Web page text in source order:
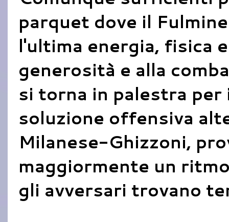
parquet dove il
l'ultima energia, fisica
generosità e alla
si torna in palestra per
soluzione offensiva
Milanese-Ghizzoni,
maggiormente un
gli avversari trovano